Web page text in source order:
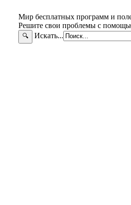
Мир бесплатных программ и
Решите свои проблемы с
🔍 Искать...